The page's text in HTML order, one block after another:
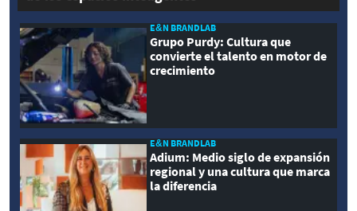
E&N BRANDLAB
Grupo Purdy: Cultura que
convierte el talento en motor de
crecimiento
E&N BRANDLAB
Adium: Medio siglo de expansión
regional y una cultura que marca
la diferencia